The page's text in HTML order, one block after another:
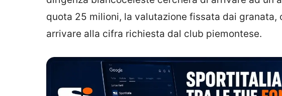
quota 25 milioni, la valutazione fissata dai
arrivare alla cifra richiesta dal club piemontese.